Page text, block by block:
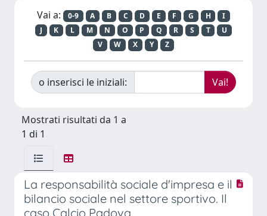
Vai a: 0-9 A B C D E F G H
I
J
K L M N O P Q R S T
U
V
W X Y Z
o inserisci le iniziali:
Mostrati risultati da 1 a
1 di 1
La responsabilità sociale d'impresa e il
bilancio sociale nel settore sportivo. Il
caso Calcio Padova.